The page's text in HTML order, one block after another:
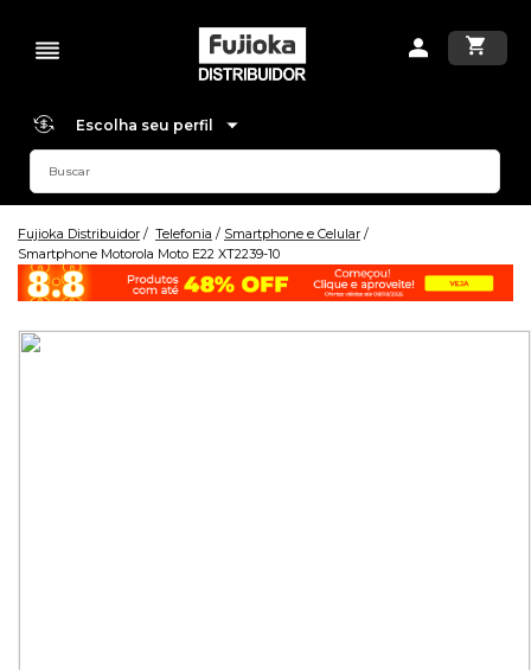
Escolha seu perfil
Fujioka Distribuidor Telefonia
Smartphone e Celular
Smartphone Motorola Moto E22 XT2239-10